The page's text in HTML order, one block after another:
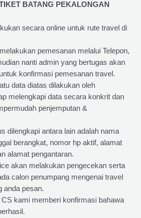
BATANG PEKALONGAN
secara online untuk rute travel di
pemesanan melalui Telepon,
nanti admin yang bertugas akan
konfirmasi pemesanan travel.
data diatas dilakukan oleh
melengkapi data secara konkrit dan
penjemputan &
dilengkapi antara lain adalah nama
berangkat, nomor hp aktif, alamat
alamat pengantaran.
akan melakukan pengecekan serta
calon penumpang mengenai travel
anda pesan.
kami memberi konfirmasi bahawa